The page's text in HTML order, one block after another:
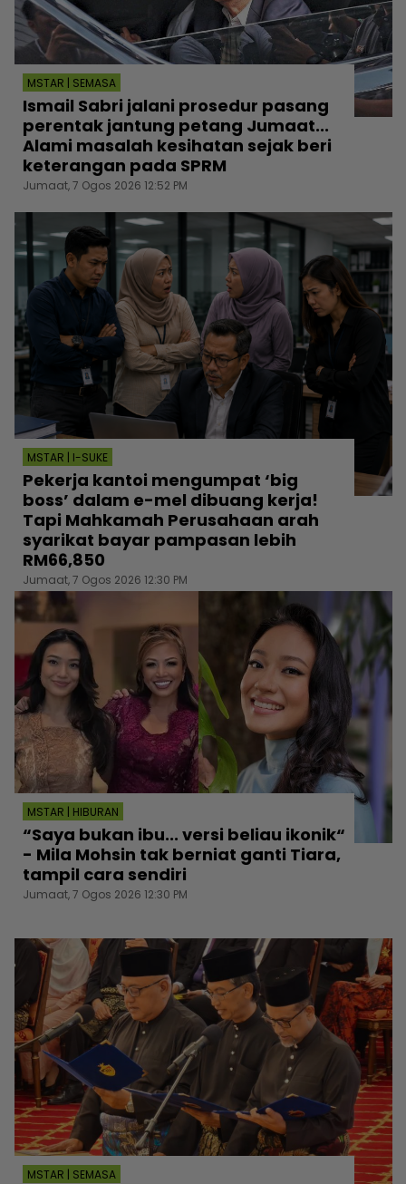
MSTAR | SEMASA
Ismail Sabri jalani prosedur pasang
perentak jantung petang Jumaat...
Alami masalah kesihatan sejak beri
keterangan pada SPRM
Jumaat, 7 Ogos 2026 12:52 PM
MSTAR | I-SUKE
Pekerja kantoi mengumpat ‘big
boss’ dalam e-mel dibuang kerja!
Tapi Mahkamah Perusahaan arah
syarikat bayar pampasan lebih
RM66,850
Jumaat, 7 Ogos 2026 12:30 PM
MSTAR | HIBURAN
“Saya bukan ibu... versi beliau ikonik“
- Mila Mohsin tak berniat ganti Tiara,
tampil cara sendiri
Jumaat, 7 Ogos 2026 12:30 PM
MSTAR | SEMASA